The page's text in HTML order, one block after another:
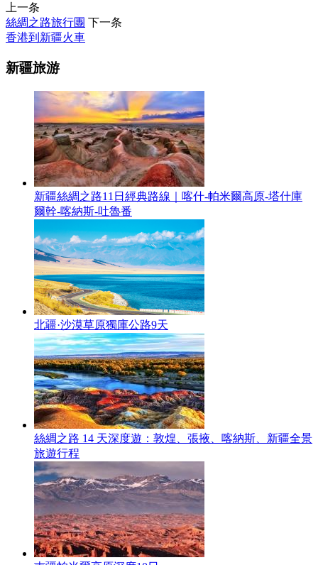
上一条
絲綢之路旅行團 下一条
香港到新疆火車
新疆旅游
新疆絲綢之路11日經典路線｜喀什-帕米爾高原-塔什庫
爾幹-喀納斯-吐魯番
北疆·沙漠草原獨庫公路9天
絲綢之路 14 天深度遊：敦煌、張掖、喀納斯、新疆全景
旅遊行程